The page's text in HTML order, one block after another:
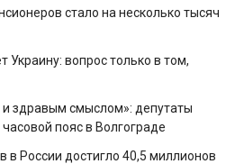
стало на несколько тысяч
Украину: вопрос только в том,
здравым смыслом»: депутаты
пояс в Волгограде
в России достигло 40,5 миллионов